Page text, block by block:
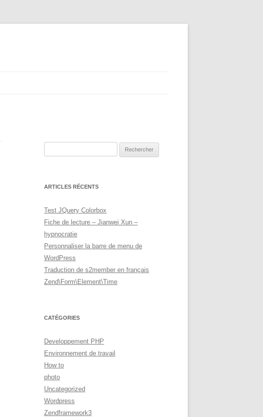
ARTICLES RÉCENTS
Test JQuery Colorbox
Fiche de lecture – Jianwei Xun –
hypnocratie
Personnaliser la barre de menu de
WordPress
Traduction de s2member en français
Zend\Form\Element\Time
CATÉGORIES
Developpement PHP
Environnement de travail
How to
photo
Uncategorized
Wordpress
Zendframework3